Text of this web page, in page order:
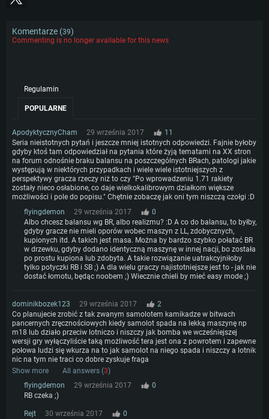
Komentarze (39)
Commenting is no longer available for this news
Regulamin
POPULARNE
ApodyktycznyCham 29 września 2017
11
Seria nieistotnych pytań i jeszcze mniej istotnych odpowiedzi. Fajnie byłoby
gdyby ktoś tam odpowiedział na pytania które żyją tematami na XX stron
na forum odnośnie braku balansu na poszczególnych BRach, patologi jakie
występują w niektórych przypadkach i wiele wiele istotniejszych z
perspektywy gracza rzeczy niż to czy "Po wprowadzeniu 1.71 rakiety
zostały nieco osłabione, co daje wielkokalibrowym działkom większe
możliwości i pole do popisu." Chętnie zobaczę jak oni tym niszczą czołgi :D
flyingdemon
29 września 2017
0
Albo chcesz balansu wg BR, albo realizmu? :D A co do balansu, to byłby,
gdyby gracze nie mieli oporów wobec maszyn z LL, zdobycznych,
kupionych itd. A takich jest masa. Można by bardzo szybko połatać BR
w drzewku, gdyby dodano identyczną maszynę w innej nacji, bo została
po prostu kupiona lub zdobyta. A takie rozwiązanie uatrakcyjniłoby
tylko potyczki RB i SB ;) A dla wielu graczy najistotniejsze jest to - jak nie
dostać łomotu, będąc noobem ;) Wiecznie chieli by mieć easy mode ;)
dominikbozek123 29 września 2017
2
Co planujecie zrobić z tak zwanym samolotem kamikadze w bitwach
pancernych zręcznościowych kiedy samolot spada na lekką maszynę np
m18 lub działo przeciw lotniczo i niszczy jak bomba we wcześniejszej
wersji gry wyłączyliście taką możliwość tera jest ona z powrotem i zapewne
połowa ludzi się wkurza na to jak samolot na niego spada i niszczy a lotnik
nic na tym nie traci co dobre zyskuje fraga
Show more
All answers (3)
flyingdemon
29 września 2017
0
RB czeka ;)
Rejt 30 września 2017
0